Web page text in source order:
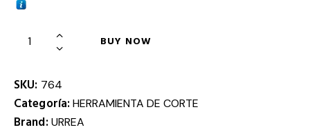
BUY NOW
SKU: 764
Categoría:HERRAMIENTA DE CORTE
Brand: URREA